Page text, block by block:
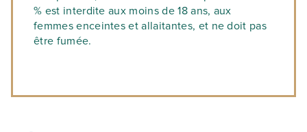
% est interdite aux moins de 18 ans, aux
femmes enceintes et allaitantes, et ne doit pas
être fumée.